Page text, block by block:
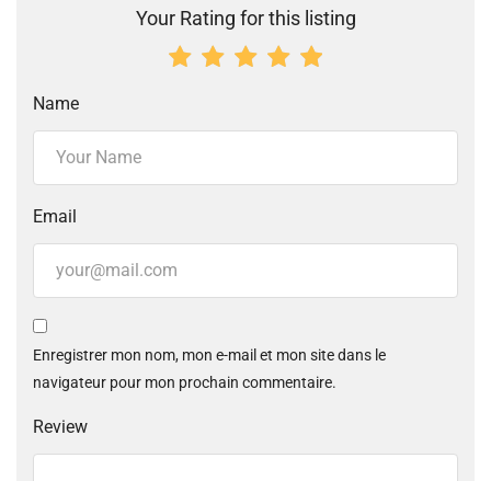
Your Rating for this listing
Name
Email
Enregistrer mon nom, mon e-mail et mon site dans le
navigateur pour mon prochain commentaire.
Review